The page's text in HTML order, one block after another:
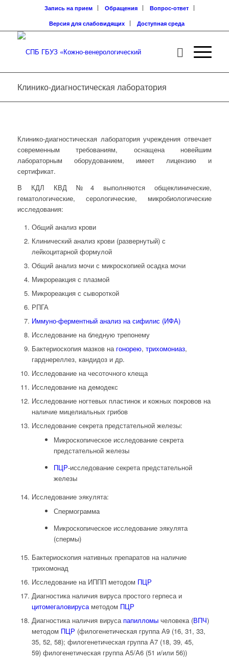
Запись на прием Обращения
Вопрос-ответ
Версия для слабовидящих
Доступная среда
Клинико-диагностическая лаборатория
Клинико-диагностическая лаборатория учреждения отвечает
современным требованиям, оснащена новейшим
лабораторным оборудованием, имеет лицензию и
сертификат.
В КДЛ КВД №4 выполняются общеклинические,
гематологические, серологические, микробиологические
исследования:
Общий анализ крови
Клинический анализ крови (развернутый) с
лейкоцитарной формулой
Общий анализ мочи с микроскопией осадка мочи
Микрореакция с плазмой
Микрореакция с сывороткой
РПГА
Иммуно-ферментный анализ на сифилис (ИФА)
Исследование на бледную трепонему
Бактериоскопия мазков нагонорею, трихомониаз,
гарднереллез, кандидоз и др.
Исследование на чесоточного клеща
Исследование на демодекс
Исследование ногтевых пластинок и кожных покровов на
наличие мицелиальных грибов
Исследование секрета предстательной железы:
Микроскопическое исследование секрета
предстательной железы
ПЦР-исследование секрета предстательной
железы
Исследование эякулята:
Спермограмма
Микроскопическое исследование эякулята
(спермы)
Бактериоскопия нативных препаратов на наличие
трихомонад
Исследование на ИППП методом ПЦР
Диагностика наличия вируса простого герпеса и
цитомегаловирусаметодом ПЦР
Диагностика наличия вирусапапилломычеловека (ВПЧ)
методом ПЦР (филогенетическая группа А9 (16, 31, 33,
35, 52, 58); филогенетическая группа А7 (18, 39, 45,
59) филогенетическая группа А5/А6 (51 и/или 56))